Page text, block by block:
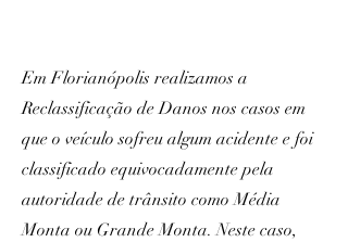
Em Florianópolis realizamos a
Reclassificação de Danos nos casos em
que o veículo sofreu algum acidente e foi
classificado equivocadamente pela
autoridade de trânsito como Média
Monta ou Grande Monta. Neste caso,